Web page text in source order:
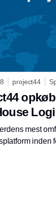
project44
mest
inden